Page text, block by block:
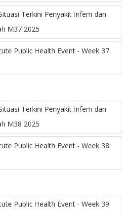
Terkini Penyakit Infem dan
M37 2025
Public Health Event - Week 37
Terkini Penyakit Infem dan
M38 2025
Public Health Event - Week 38
Public Health Event - Week 39